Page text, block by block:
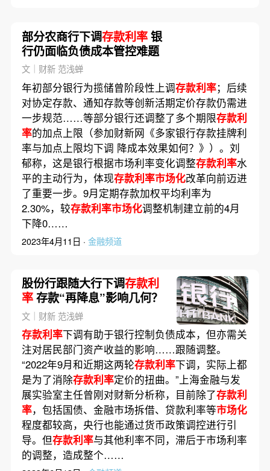
部分农商行下调存款利率银
行仍面临负债成本管控难题
文｜财新 范浅蝉
年初部分银行为揽储曾阶段性上调存款利率；后续
对协定存款、通知存款等创新活期定价存款仍需进
一步规范……等部分银行还调整了多个期限存款利
率的加点上限（参加财新网《多家银行存款挂牌利
率与加点上限均下调 降成本效果如何？》）。刘
郁称，这是银行根据市场利率变化调整存款利率水
平的主动行为，体现存款利率市场化改革向前迈进
了重要一步。9月定期存款加权平均利率为
2.30%，较存款利率市场化调整机制建立前的4月
下降0……
2023年4月11日 · 金融频道
股份行跟随大行下调存款利
率存款“再降息”影响几何？
文｜财新 范浅蝉
存款利率下调有助于银行控制负债成本，但亦需关
注对居民部门资产收益的影响……跟随调整。
“2022年9月和近期这两轮存款利率下调，实际上都
是为了消除存款利率定价的扭曲。”上海金融与发
展实验室主任曾刚对财新分析称，目前除了存款利
率，包括国债、金融市场拆借、贷款利率等市场化
程度都较高，央行也能通过货币政策调控进行引
导。但存款利率与其他利率不同，滞后于市场利率
的调整，造成整个……